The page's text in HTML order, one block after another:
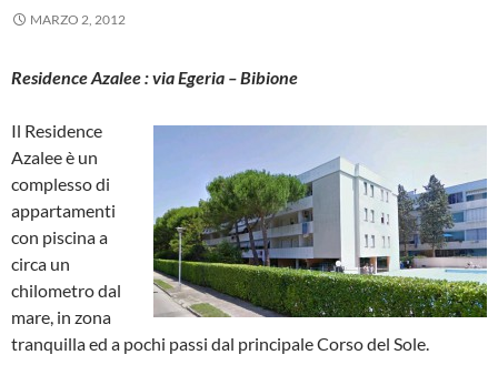
MARZO 2, 2012
Residence Azalee : via Egeria – Bibione
Il Residence
Azalee è un
complesso di
appartamenti
con piscina a
circa un
chilometro dal
mare, in zona
tranquilla ed a pochi passi dal principale Corso del Sole.